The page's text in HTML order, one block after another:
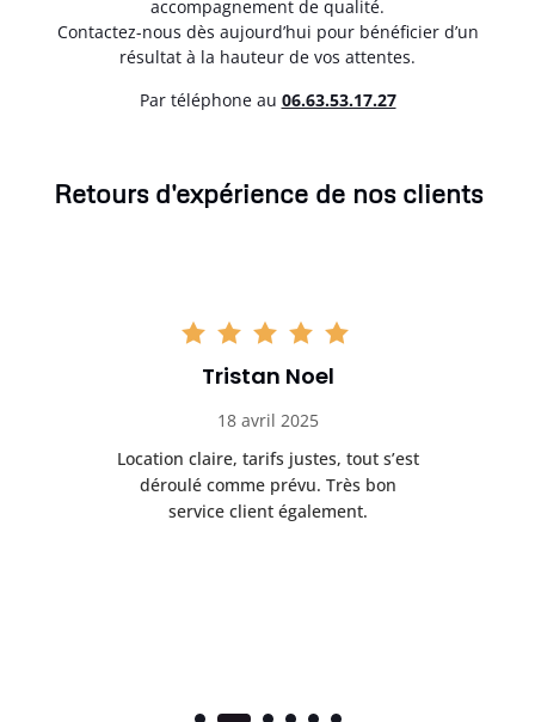
accompagnement de qualité.
Contactez-nous dès aujourd’hui pour bénéficier d’un
résultat à la hauteur de vos attentes.
Par téléphone au 06.63.53.17.27
Retours d'expérience de nos clients
Tristan Noel
18 avril 2025
Location claire, tarifs justes, tout s’est
déroulé comme prévu. Très bon
service client également.